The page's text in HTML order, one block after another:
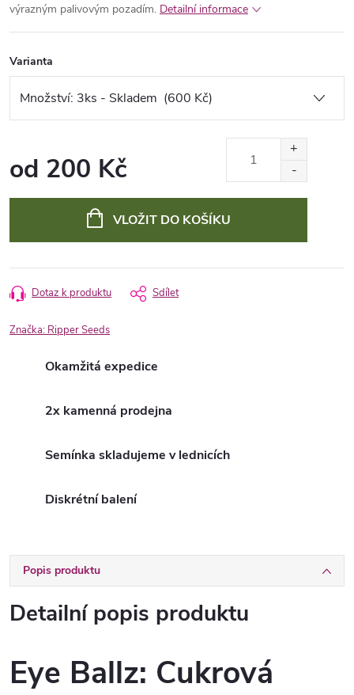
výrazným palivovým pozadím. Detailní informace
Varianta
od 200 Kč
VLOŽIT DO KOŠÍKU
Dotaz k produktu Sdílet
Značka: Ripper Seeds
Okamžitá expedice
2x kamenná prodejna
Semínka skladujeme v lednicích
Diskrétní balení
Popis produktu
Detailní popis produktu
Eye Ballz: Cukrová